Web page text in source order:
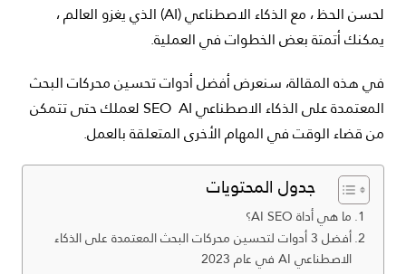
لحسن الحظ ، مع الذكاء الاصطناعي (AI) الذي يغزو العالم ،
يمكنك أتمتة بعض الخطوات في العملية.
في هذه المقالة، سنعرض أفضل أدوات تحسين محركات البحث
المعتمدة على الذكاء الاصطناعي SEO AI لعملك حتى تتمكن
من قضاء الوقت في المهام الأخرى المتعلقة بالعمل.
جدول المحتويات
ما هي أداة AI SEO؟
أفضل 3 أدوات لتحسين محركات البحث المعتمدة على الذكاء
الاصطناعي AI في عام 2023